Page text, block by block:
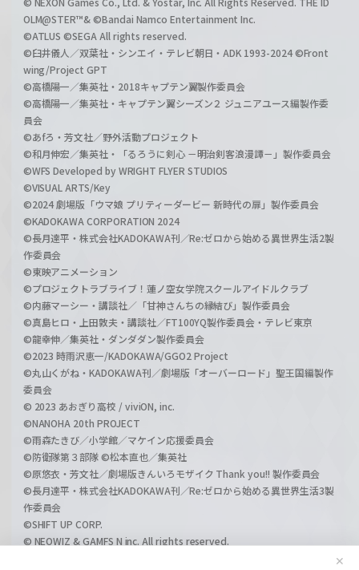
✕
OLM@STER™& ©Bandai Namco Entertainment Inc.
©ATLUS ©SEGA All rights reserved.
©臼井儀人／双葉社・シンエイ・テレビ朝日・ADK 1993-2024 ©Front
wing/Project GPT
©高橋陽一／集英社・2018キャプテン翼製作委員会
©高橋陽一／集英社・キャプテン翼シーズン２ ジュニアユース編製作委
員会
©あfろ・芳文社／野外活動プロジェクト
©和月伸宏／集英社・「るろうに剣心 －明治剣客浪漫譚－」製作委員会
©WFS Developed by WRIGHT FLYER STUDIOS
©VISUAL ARTS/Key
©2024 劇場版「ウマ娘 プリティーダービー 新時代の扉」製作委員会
©KADOKAWA CORPORATION 2024
©長月達平・株式会社KADOKAWA刊／Re:ゼロから始める異世界生活2製
作委員会
©東映アニメーション
©プロジェクトラブライブ！蓮ノ空女学院スクールアイドルクラブ
©内藤マーシー・講談社／「甘神さんちの縁結び」製作委員会
©真島ヒロ・上田敦夫・講談社／FT100YQ製作委員会・テレビ東京
©龍幸伸／集英社・ダンダダン製作委員会
©2023 時雨沢恵一/KADOKAWA/GGO2 Project
©丸山くがね・KADOKAWA刊／劇場版「オーバーロード」聖王国編製作
委員会
© 2023 あおぎり高校 / viviON, inc.
©NANOHA 20th PROJECT
©雨森たきび／小学館／マケイン応援委員会
©防衛隊第３部隊 ©松本直也／集英社
©原悠衣・芳文社／劇場版きんいろモザイク Thank you!! 製作委員会
©長月達平・株式会社KADOKAWA刊／Re:ゼロから始める異世界生活3製
作委員会
©SHIFT UP CORP.
© NEOWIZ & GAMFS N inc. All rights reserved.